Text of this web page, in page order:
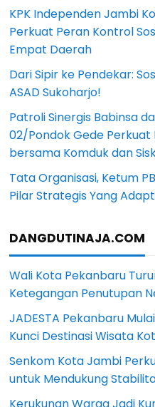
KPK Independen Jambi
Perkuat Peran Kontrol
Empat Daerah
Dari Sipir ke Pendekar:
ASAD Sukoharjo!
Patroli Sinergis Babinsa
02/Pondok Gede Perkuat
bersama Komduk dan
Tata Organisasi, Ketum
Pilar Strategis Yang
DANGDUTINAJA.COM
Wali Kota Pekanbaru
Ketegangan Penutupan
JADESTA Pekanbaru
Kunci Destinasi Wisata
Senkom Kota Jambi
untuk Mendukung
Kerukunan Warga Jadi